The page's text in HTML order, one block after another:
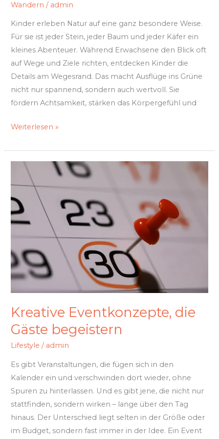
Wandern / admin
Kinder erleben Natur auf eine ganz besondere Weise.
Für sie ist jeder Stein, jeder Baum und jeder Käfer ein
kleines Abenteuer. Während Erwachsene den Blick oft
auf Wege und Ziele richten, entdecken Kinder die
Details am Wegesrand. Das macht Ausflüge ins Grüne
nicht nur spannend, sondern auch wertvoll. Sie
fördern Achtsamkeit, stärken das Körpergefühl und
Weiterlesen »
Kreative Eventkonzepte, die
Gäste begeistern
Lifestyle / admin
Es gibt Veranstaltungen, die fügen sich in den
Kalender ein und verschwinden dort wieder, ohne
Spuren zu hinterlassen. Und es gibt jene, die nicht nur
stattfinden, sondern wirken – lange über den Tag
hinaus. Der Unterschied liegt selten in der Größe oder
im Budget, sondern fast immer in der Idee. Ein Event
Kreative
Eventkonzepte,
Gäste
begeistern